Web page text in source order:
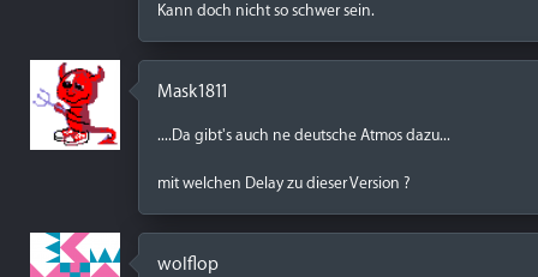
Kann doch nicht so schwer sein.
Mask1811
....Da gibt's auch ne deutsche Atmos dazu...
mit welchen Delay zu dieser Version ?
wolflop